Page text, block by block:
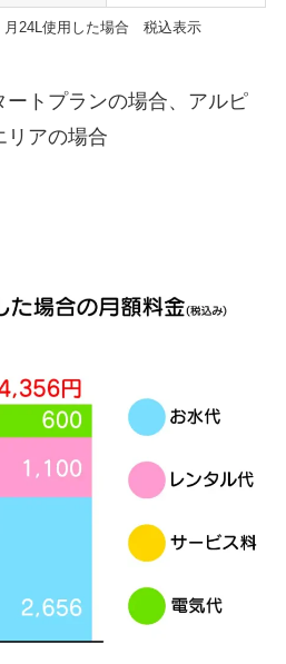
24L使用した場合 税込表示
トプランの場合、アルピ
リアの場合